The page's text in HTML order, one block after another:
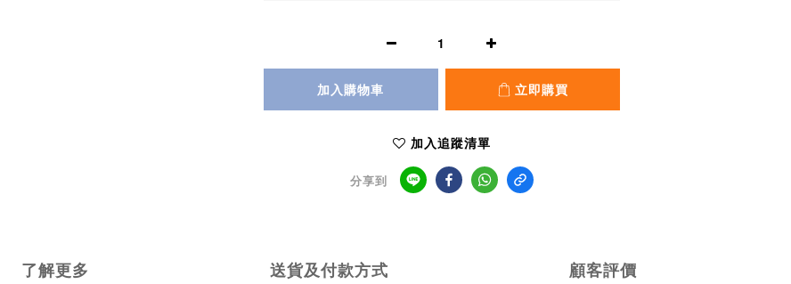
加入購物車 立即購買
加入追蹤清單
分享到
了解更多 送貨及付款方式 顧客評價